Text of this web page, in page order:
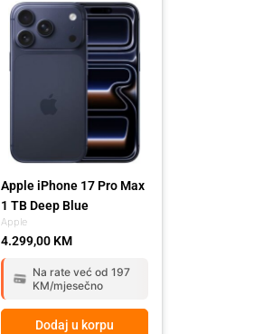
Apple
Apple iPhone 17 Pro Max
1 TB Deep Blue
4.299,00 KM
Na rate već od 197
KM/mjesečno
Dodaj u korpu